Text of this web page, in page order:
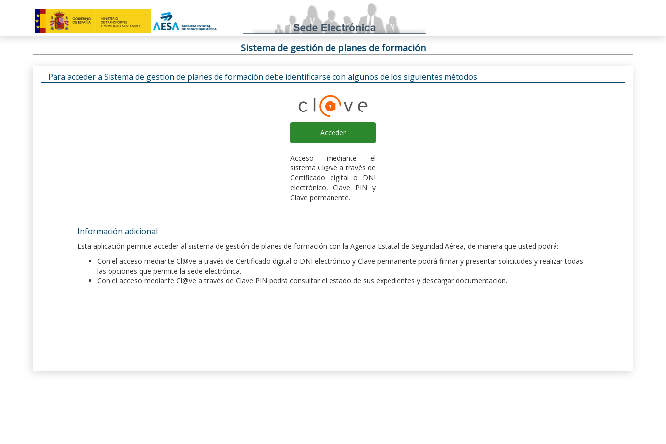
Sistema de gestión de planes de formación
Para acceder a Sistema de gestión de planes de formación debe identificarse con algunos de los siguientes métodos
Acceder
Acceso mediante el
sistema Cl@ve a través de
Certificado digital o DNI
electrónico, Clave PIN y
Clave permanente.
Información adicional
Esta aplicación permite acceder al sistema de gestión de planes de formación con la Agencia Estatal de Seguridad Aérea, de manera que usted podrá:
Con el acceso mediante Cl@ve a través de Certificado digital o DNI electrónico y Clave permanente podrá firmar y presentar solicitudes y realizar todas
las opciones que permite la sede electrónica.
Con el acceso mediante Cl@ve a través de Clave PIN podrá consultar el estado de sus expedientes y descargar documentación.